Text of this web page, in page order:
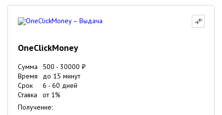
OneClickMoney
Сумма 500 - 30000 ₽
Время
до 15 минут
Срок
6 - 60 дней
Ставка
от 1%
Получение: